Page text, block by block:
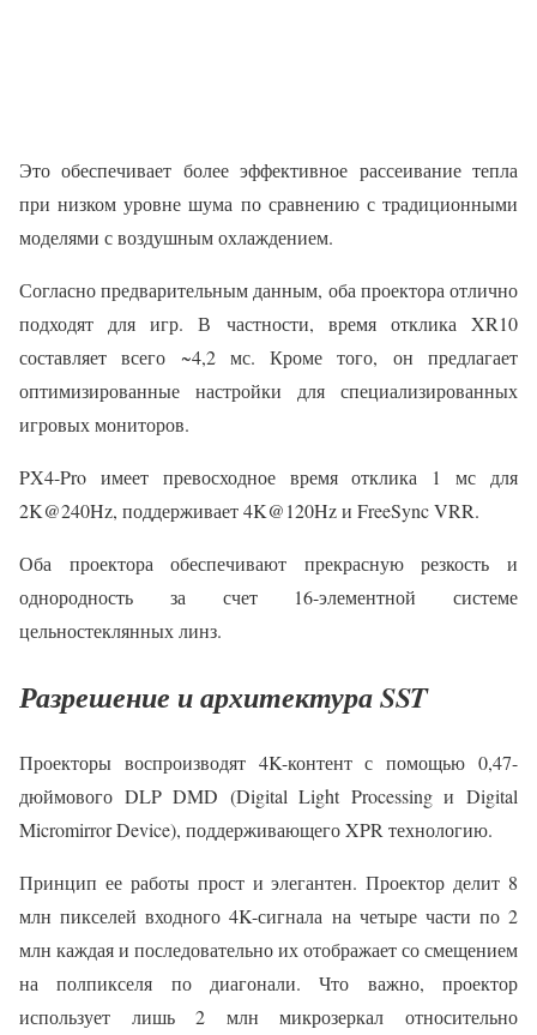
Это обеспечивает более эффективное рассеивание тепла
при низком уровне шума по сравнению с традиционными
моделями с воздушным охлаждением.
Согласно предварительным данным, оба проектора отлично
подходят для игр. В частности, время отклика XR10
составляет всего ~4,2 мс. Кроме того, он предлагает
оптимизированные настройки для специализированных
игровых мониторов.
PX4-Pro имеет превосходное время отклика 1 мс для
2K@240Hz, поддерживает 4K@120Hz и FreeSync VRR.
Оба проектора обеспечивают прекрасную резкость и
однородность за счет 16-элементной системе
цельностеклянных линз.
Разрешение и архитектура SST
Проекторы воспроизводят 4K-контент с помощью 0,47-
дюймового DLP DMD (Digital Light Processing и Digital
Micromirror Device), поддерживающего XPR технологию.
Принцип ее работы прост и элегантен. Проектор делит 8
млн пикселей входного 4K-сигнала на четыре части по 2
млн каждая и последовательно их отображает со смещением
на полпикселя по диагонали. Что важно, проектор
использует лишь 2 млн микрозеркал относительно